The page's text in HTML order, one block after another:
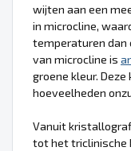
wijten aan een
in microcline,
temperaturen dan
van microcline is
groene kleur.
hoeveelheden
Vanuit
tot het triclinische